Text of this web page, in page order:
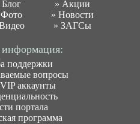
Блог
Фото
» Акции
» Новости
» ЗАГСы
информация:
поддержки
вопросы
аккаунты
портала
программа